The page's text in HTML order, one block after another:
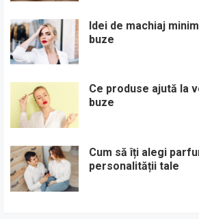
Idei de machiaj
buze
Ce produse ajută la
buze
Cum să îți alegi
personalității tale